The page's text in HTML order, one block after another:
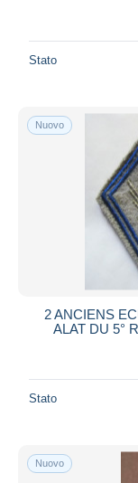
Stato
Nuovo
2 ANCIENS
ALAT DU 5°
Stato
Nuovo